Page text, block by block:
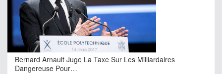
Bernard Arnault Juge La Taxe Sur Les Milliardaires
Dangereuse Pour…